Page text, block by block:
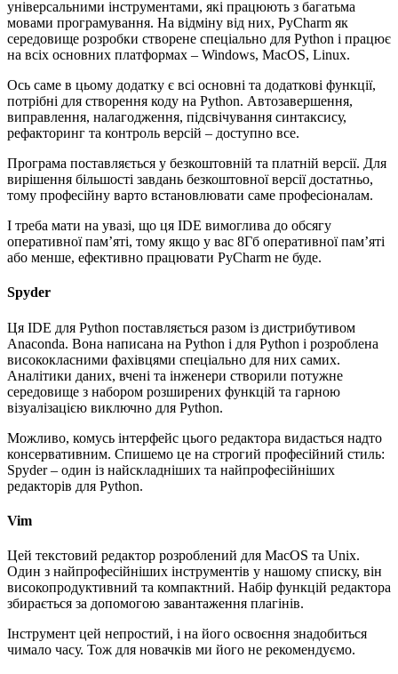
універсальними інструментами, які працюють з багатьма
мовами програмування. На відміну від них, PyCharm як
середовище розробки створене спеціально для Python і працює
на всіх основних платформах – Windows, MacOS, Linux.
Ось саме в цьому додатку є всі основні та додаткові функції,
потрібні для створення коду на Python. Автозавершення,
виправлення, налагодження, підсвічування синтаксису,
рефакторинг та контроль версій – доступно все.
Програма поставляється у безкоштовній та платній версії. Для
вирішення більшості завдань безкоштовної версії достатньо,
тому професійну варто встановлювати саме професіоналам.
І треба мати на увазі, що ця IDE вимоглива до обсягу
оперативної пам’яті, тому якщо у вас 8Гб оперативної пам’яті
або менше, ефективно працювати PyCharm не буде.
Spyder
Ця IDE для Python поставляється разом із дистрибутивом
Anaconda. Вона написана на Python і для Python і розроблена
висококласними фахівцями спеціально для них самих.
Аналітики даних, вчені та інженери створили потужне
середовище з набором розширених функцій та гарною
візуалізацією виключно для Python.
Можливо, комусь інтерфейс цього редактора видасться надто
консервативним. Спишемо це на строгий професійний стиль:
Spyder – один із найскладніших та найпрофесійніших
редакторів для Python.
Vim
Цей текстовий редактор розроблений для MacOS та Unix.
Один з найпрофесійніших інструментів у нашому списку, він
високопродуктивний та компактний. Набір функцій редактора
збирається за допомогою завантаження плагінів.
Інструмент цей непростий, і на його освоєння знадобиться
чимало часу. Тож для новачків ми його не рекомендуємо.